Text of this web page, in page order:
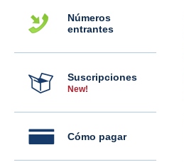
Números
entrantes
Suscripciones
New!
Cómo pagar